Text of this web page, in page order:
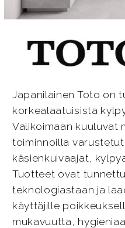
Japanilainen Toto on
korkealaatuisista
Valikoimaan kuuluvat
toiminnoilla
käsienkuivaajat,
Tuotteet ovat
teknologiastaan ja
käyttäjille
mukavuutta,